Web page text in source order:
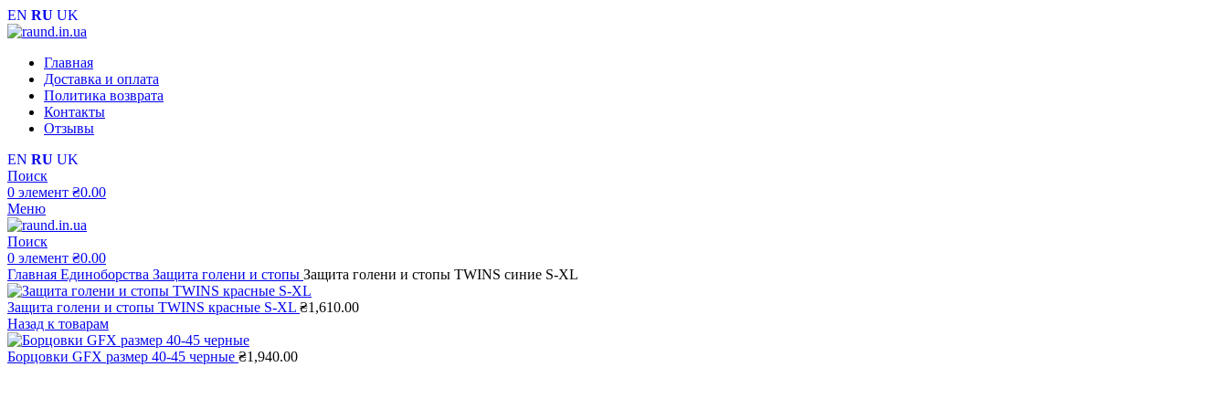
EN RU UK
Главная
Доставка и оплата
Политика возврата
Контакты
Отзывы
EN RU UK
Поиск
0 элемент ₴0.00
Меню
Поиск
0 элемент ₴0.00
Главная Единоборства Защита голени и стопы Защита голени и стопы TWINS синие S-XL
Защита голени и стопы TWINS красные S-XL ₴1,610.00
Назад к товарам
Борцовки GFX размер 40-45 черные ₴1,940.00